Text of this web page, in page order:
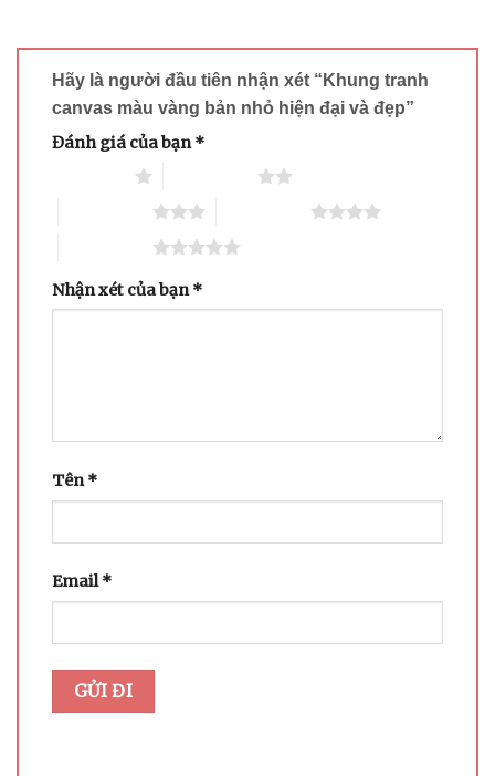
Hãy là người đầu tiên nhận xét “Khung tranh
canvas màu vàng bản nhỏ hiện đại và đẹp”
Đánh giá của bạn*
Nhận xét của bạn*
Tên*
Email*